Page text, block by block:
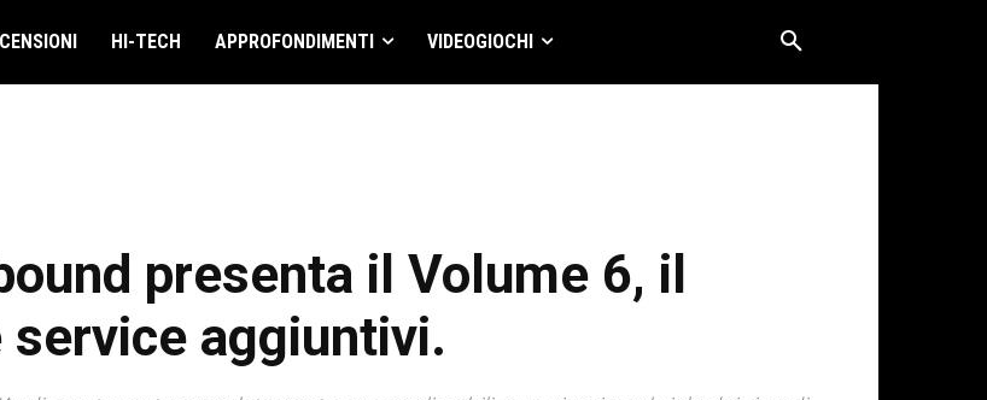
HI-TECH APPROFONDIMENTI VIDEOGIOCHI
presenta il Volume 6, il
aggiuntivi.